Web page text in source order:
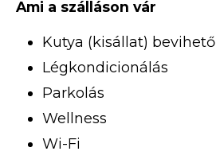
Ami a szálláson vár
Kutya (kisállat) bevihető
Légkondicionálás
Parkolás
Wellness
Wi-Fi